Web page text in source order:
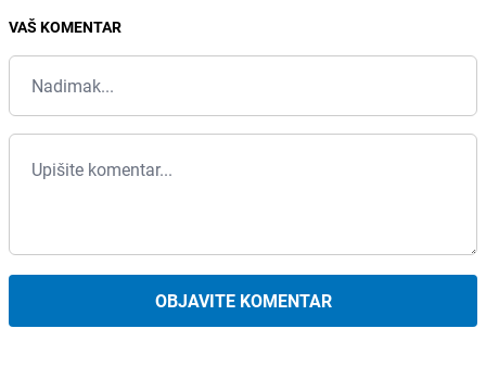
VAŠ KOMENTAR
OBJAVITE KOMENTAR